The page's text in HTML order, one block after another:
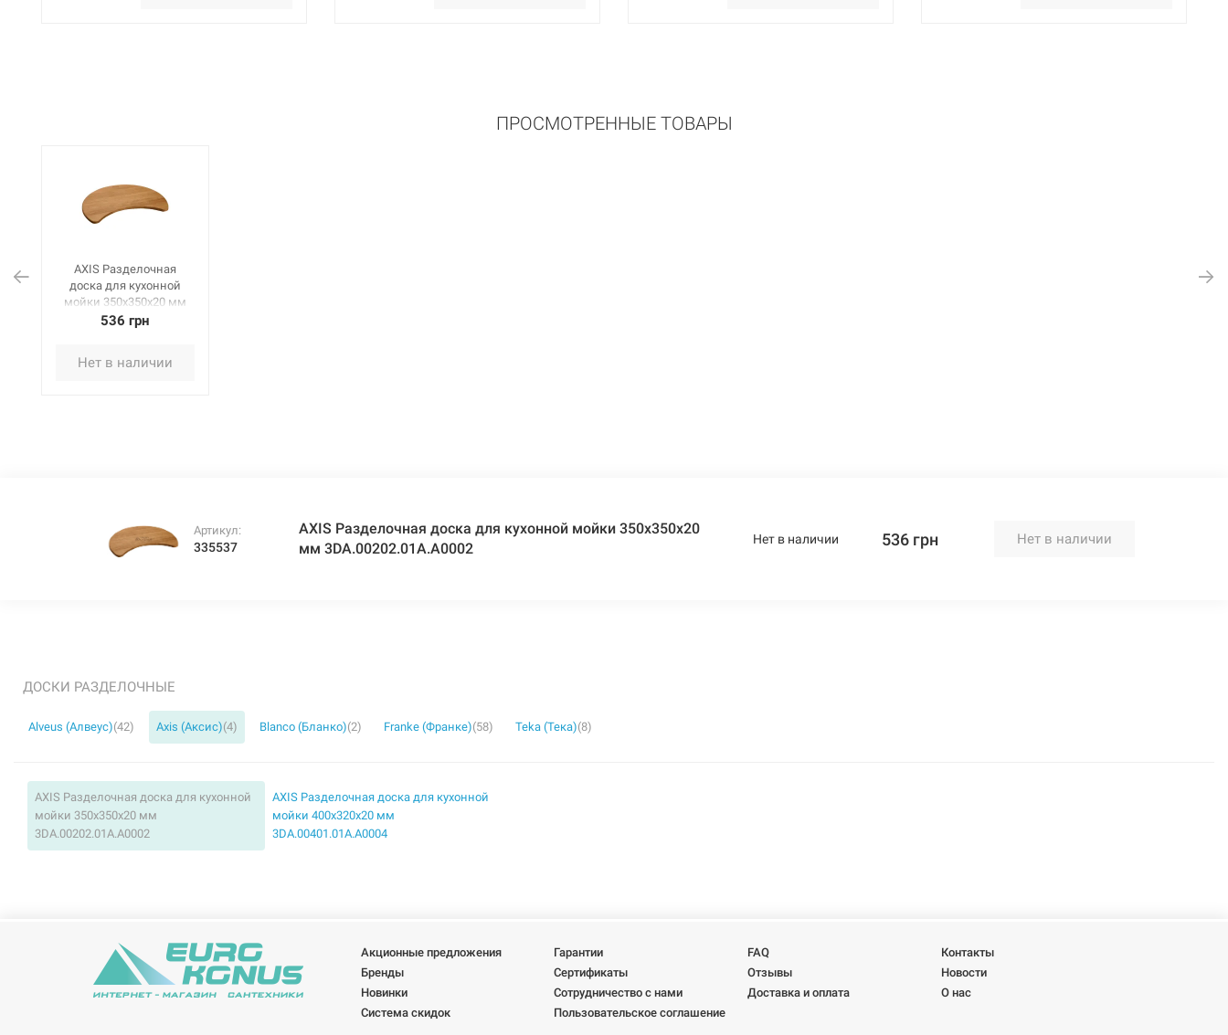
ПРОСМОТРЕННЫЕ ТОВАРЫ
AXIS Разделочная
доска для кухонной
мойки 350х350х20 мм
3DA.00202.01A.A0002
536 грн
Нет в наличии
Артикул:
335537
AXIS Разделочная доска для кухонной мойки 350х350х20
мм 3DA.00202.01A.A0002
Нет в наличии 536 грн Нет в наличии
ДОСКИ РАЗДЕЛОЧНЫЕ
Alveus (Алвеус)(42) Axis (Аксис)(4) Blanco (Бланко)(2) Franke (Франке)(58) Teka (Тека)(8)
AXIS Разделочная доска для кухонной
мойки 350х350х20 мм
3DA.00202.01A.A0002
AXIS Разделочная доска для кухонной
мойки 400х320х20 мм
3DA.00401.01A.A0004
Акционные предложения Гарантии FAQ
Контакты
Бренды
Сертификаты Отзывы
Новости
Новинки
Сотрудничество с нами Доставка и оплата
О нас
Система скидок
Пользовательское соглашение